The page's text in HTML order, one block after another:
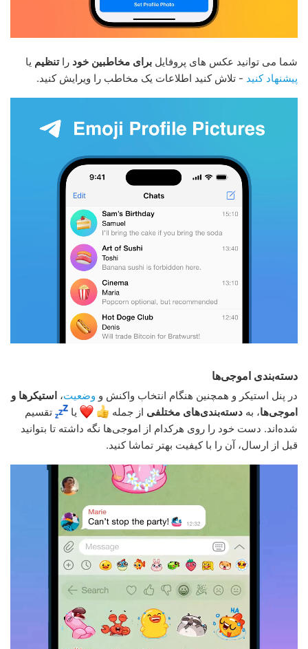
شما می توانید عکس های پروفایل برای مخاطبین خود راتنظیم یا
پیشنهاد کنید - تلاش کنید اطلاعات یک مخاطب را ویرایش کنید.
دسته‌بندی اموجی‌ها
در پنل استیکر و همچنین هنگام انتخاب واکنش و وضعیت، استیکرها و
اموجی‌ها، به دسته‌بندی‌های مختلفی از جمله یا
تقسیم
شده‌اند. دست خود را روی هرکدام از اموجی‌ها نگه داشته تا بتوانید
قبل از ارسال، آن را با کیفیت بهتر تماشا کنید.